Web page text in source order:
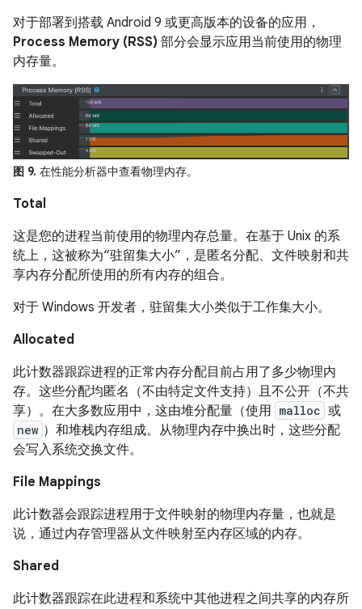
对于部署到搭载 Android 9 或更高版本的设备的应用，
Process Memory (RSS) 部分会显示应用当前使用的物理
内存量。
图 9. 在性能分析器中查看物理内存。
Total
这是您的进程当前使用的物理内存总量。 在基于 Unix 的系
统上，这被称为“驻留集大小”，是匿名分配、文件映射和共
享内存分配所使用的所有内存的组合。
对于 Windows 开发者，驻留集大小类似于工作集大小。
Allocated
此计数器跟踪进程的正常内存分配目前占用了多少物理内
存。这些分配均匿名（不由特定文件支持）且不公开（不共
享）。在大多数应用中，这由堆分配量（使用 malloc 或
new ）和堆栈内存组成。从物理内存中换出时，这些分配
会写入系统交换文件。
File Mappings
此计数器会跟踪进程用于文件映射的物理内存量，也就是
说，通过内存管理器从文件映射至内存区域的内存。
Shared
此计数器跟踪在此进程和系统中其他进程之间共享的内存所